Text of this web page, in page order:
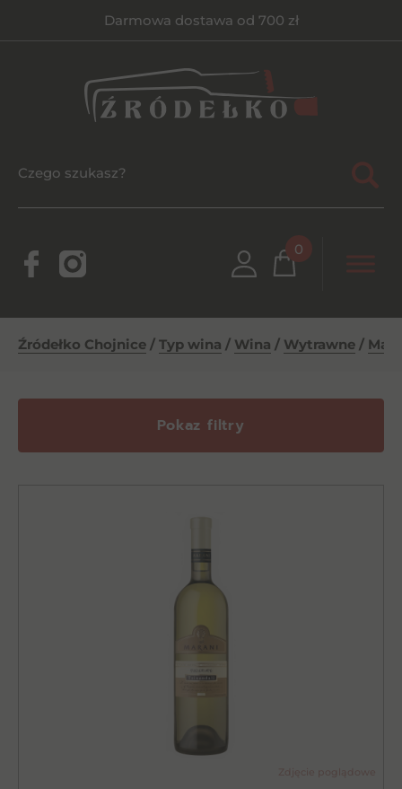
Darmowa dostawa od 700 zł
0
Źródełko Chojnice / Typ wina / Wina / Wytrawne /
Pokaz filtry